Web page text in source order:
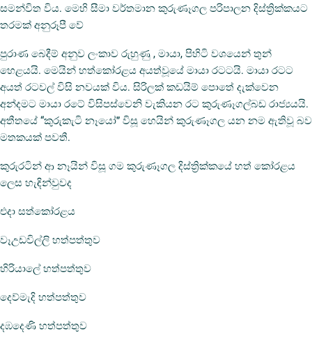
සමන්විත විය. මෙහි සීමා වර්තමාන කුරුණෑගල පරිපාලන දිස්ත්‍රික්කයට
තරමක් අනුරූපී වේ
පුරාණ බෙදීම් අනුව ලංකාව රුහුණු , මායා, පිහිටි වශයෙන් තුන්
හෙළයයි. මෙයින් හත්කෝරළය අයත්වූයේ මායා රටටයි. මායා රටට
අයත් රටවල් විසි නවයක් විය. සිරිලක් කඩයිම් පොතේ දැක්වෙන
අන්දමට මායා රටේ විසිපස්වෙනි වැකියන රට කුරුණෑගල්බඩ රාජ්‍යයයි.
අතීතයේ “කුරුකැටි නෑයෝ” විසූ හෙයින් කුරුණෑගල යන නම ඇතිවූ බව
මතකයක් පවතී.
කුරුරටින් ආ නෑයින් විසූ ගම කුරුණෑගල දිස්ත්‍රික්කයේ හත් කෝරළය
ලෙස හැඳින්වුවද
එදා සත්කෝරළය
වෑඋඩවිල්ලි හත්පත්තුව
හිරියාලේ හත්පත්තුව
දෙව්මැදි හත්පත්තුව
දඹදෙණි හත්පත්තුව